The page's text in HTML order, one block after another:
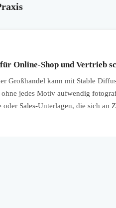
Online-Shop und Vertrieb
Großhandel kann mit Stable
jedes Motiv aufwendig
Sales-Unterlagen, die sich an